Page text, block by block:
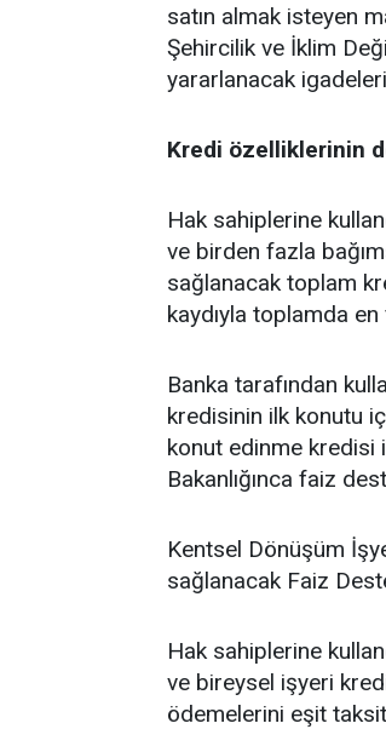
satın almak isteyen
Şehircilik ve İklim
yararlanacak
Kredi özelliklerinin
Hak sahiplerine
ve birden fazla
sağlanacak toplam
kaydıyla toplamda
Banka tarafından
kredisinin ilk konutu
konut edinme kredisi
Bakanlığınca faiz
Kentsel Dönüşüm
sağlanacak Faiz
Hak sahiplerine
ve bireysel işyeri
ödemelerini eşit